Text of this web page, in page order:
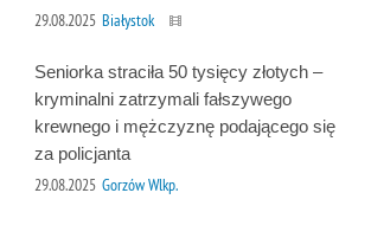
29.08.2025 Białystok
Seniorka straciła 50 tysięcy złotych –
kryminalni zatrzymali fałszywego
krewnego i mężczyznę podającego się
za policjanta
29.08.2025 Gorzów Wlkp.